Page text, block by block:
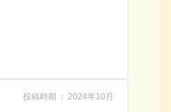
投稿時期 2024年10月